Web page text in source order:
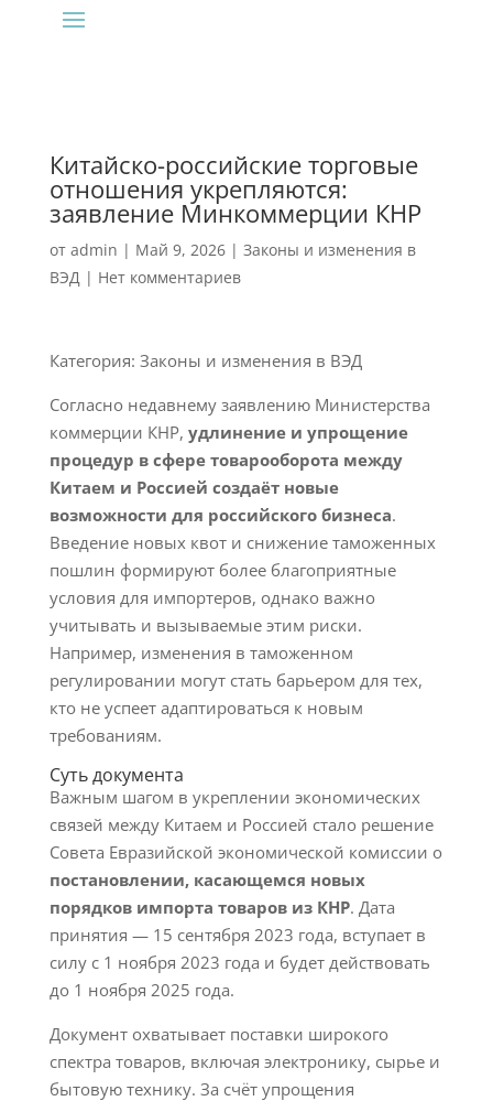
Китайско-российские торговые
отношения укрепляются:
заявление Минкоммерции КНР
от admin | Май 9, 2026| Законы и изменения в
ВЭД| Нет комментариев
Категория: Законы и изменения в ВЭД
Согласно недавнему заявлению Министерства
коммерции КНР, удлинение и упрощение
процедур в сфере товарооборота между
Китаем и Россией создаёт новые
возможности для российского бизнеса.
Введение новых квот и снижение таможенных
пошлин формируют более благоприятные
условия для импортеров, однако важно
учитывать и вызываемые этим риски.
Например, изменения в таможенном
регулировании могут стать барьером для тех,
кто не успеет адаптироваться к новым
требованиям.
Суть документа
Важным шагом в укреплении экономических
связей между Китаем и Россией стало решение
Совета Евразийской экономической комиссии о
постановлении, касающемся новых
порядков импорта товаров из КНР. Дата
принятия — 15 сентября 2023 года, вступает в
силу с 1 ноября 2023 года и будет действовать
до 1 ноября 2025 года.
Документ охватывает поставки широкого
спектра товаров, включая электронику, сырье и
бытовую технику. За счёт упрощения